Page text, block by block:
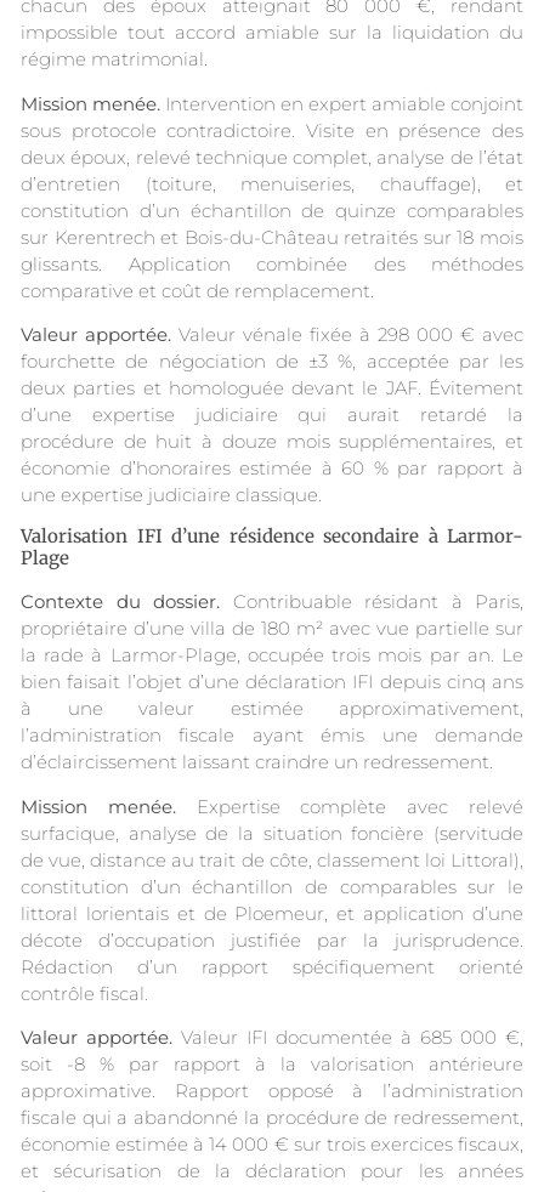
chacun des époux atteignait 80 000 €, rendant
impossible tout accord amiable sur la liquidation du
régime matrimonial.
Mission menée. Intervention en expert amiable conjoint
sous protocole contradictoire. Visite en présence des
deux époux, relevé technique complet, analyse de l’état
d’entretien (toiture, menuiseries, chauffage), et
constitution d’un échantillon de quinze comparables
sur Kerentrech et Bois-du-Château retraités sur 18 mois
glissants. Application combinée des méthodes
comparative et coût de remplacement.
Valeur apportée. Valeur vénale fixée à 298 000 € avec
fourchette de négociation de ±3 %, acceptée par les
deux parties et homologuée devant le JAF. Évitement
d’une expertise judiciaire qui aurait retardé la
procédure de huit à douze mois supplémentaires, et
économie d’honoraires estimée à 60 % par rapport à
une expertise judiciaire classique.
Valorisation IFI d’une résidence secondaire à Larmor-
Plage
Contexte du dossier. Contribuable résidant à Paris,
propriétaire d’une villa de 180 m² avec vue partielle sur
la rade à Larmor-Plage, occupée trois mois par an. Le
bien faisait l’objet d’une déclaration IFI depuis cinq ans
à une valeur estimée approximativement,
l’administration fiscale ayant émis une demande
d’éclaircissement laissant craindre un redressement.
Mission menée. Expertise complète avec relevé
surfacique, analyse de la situation foncière (servitude
de vue, distance au trait de côte, classement loi Littoral),
constitution d’un échantillon de comparables sur le
littoral lorientais et de Ploemeur, et application d’une
décote d’occupation justifiée par la jurisprudence.
Rédaction d’un rapport spécifiquement orienté
contrôle fiscal.
Valeur apportée. Valeur IFI documentée à 685 000 €,
soit -8 % par rapport à la valorisation antérieure
approximative. Rapport opposé à l’administration
fiscale qui a abandonné la procédure de redressement,
économie estimée à 14 000 € sur trois exercices fiscaux,
et sécurisation de la déclaration pour les années